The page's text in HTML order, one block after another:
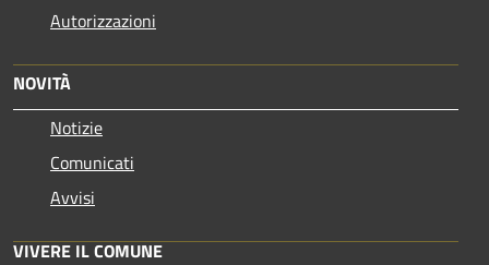
Autorizzazioni
NOVITÀ
Notizie
Comunicati
Avvisi
VIVERE IL COMUNE